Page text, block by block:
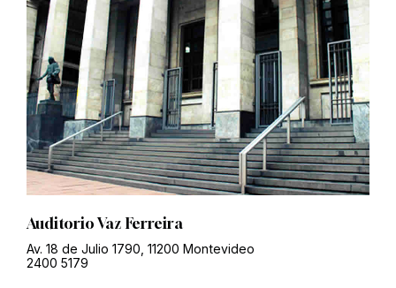
Auditorio Vaz Ferreira
Av. 18 de Julio 1790, 11200 Montevideo
2400 5179